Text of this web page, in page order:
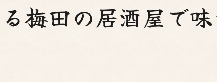
贅沢なもつ鍋の魅力
鳥料理の奥深さを堪能する
梅田の居酒屋で